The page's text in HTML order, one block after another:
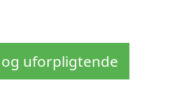
uforpligtende